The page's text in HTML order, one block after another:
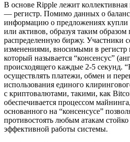
В основе Ripple лежит
— регистр. Помимо данных о
информацию о предложениях
или активов, образуя таким
распределенную биржу. Участники
изменениями, вносимыми в
который называется “консенсус”
происходящего каждые 2-5 секунд.
осуществлять платежи, обмен и
использования единого
с криптовалютами, такими, как
обеспечивается процессом
основанного на “консенсусе”
противостоять любым атакам
эффективной работы системы.